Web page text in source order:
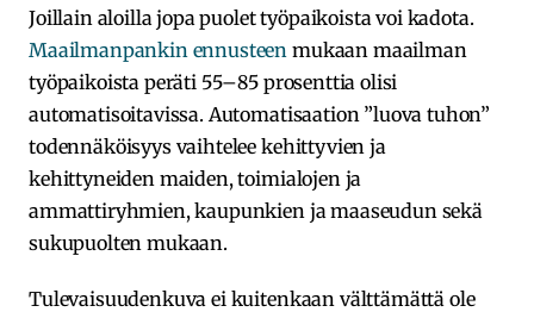
Joillain aloilla jopa puolet työpaikoista voi kadota.
Maailmanpankin ennusteen mukaan maailman
työpaikoista peräti 55–85 prosenttia olisi
automatisoitavissa. Automatisaation ”luova tuhon”
todennäköisyys vaihtelee kehittyvien ja
kehittyneiden maiden, toimialojen ja
ammattiryhmien, kaupunkien ja maaseudun sekä
sukupuolten mukaan.
Tulevaisuudenkuva ei kuitenkaan välttämättä ole